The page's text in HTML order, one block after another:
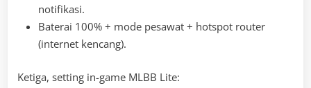
notifikasi.
Baterai 100% + mode pesawat + hotspot router
(internet kencang).
Ketiga, setting in-game MLBB Lite: